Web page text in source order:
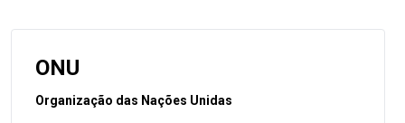
ONU
Organização das Nações Unidas